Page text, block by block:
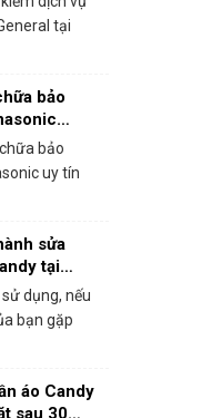
tại
bảo
cố trong 1
bảo
uy tín
sửa
tại
lỗi chính
dụng, nếu
bạn gặp
áo Candy
sau 30